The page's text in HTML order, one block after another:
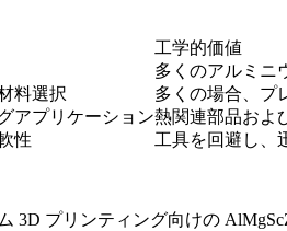
工学的価値
多くのアルミニ
料選択
多くの場合、プ
アプリケーション熱関連部品およ
性
工具を回避し、
3D プリンティング向けの